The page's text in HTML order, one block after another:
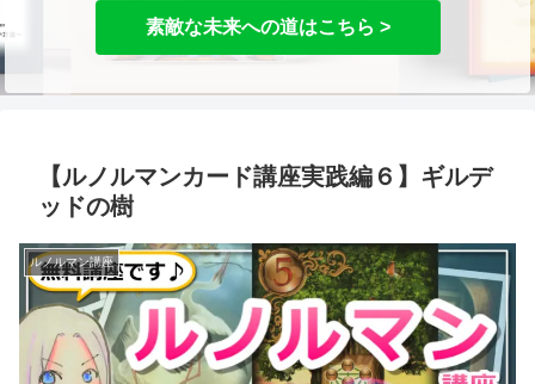
素敵な未来への道はこちら >
【ルノルマンカード講座実践編６】ギルデ
ッドの樹
ルノルマン講座